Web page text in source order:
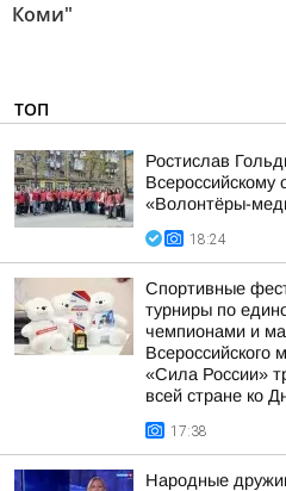
Коми"
ТОП
Ростислав
«Волонтёры-
18:24
Спортивные
турниры по
чемпионами и
Всероссийского
«Сила России»
всей стране ко
17:38
Народные